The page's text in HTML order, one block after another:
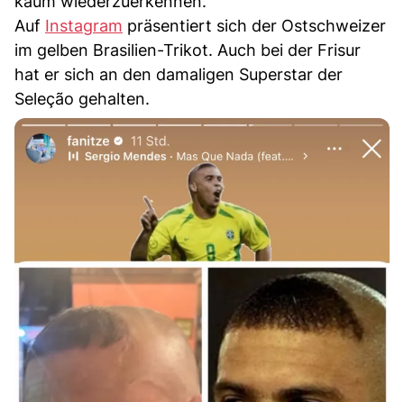
Auf Instagram präsentiert sich der Ostschweizer
im gelben Brasilien-Trikot. Auch bei der Frisur
hat er sich an den damaligen Superstar der
Seleção gehalten.